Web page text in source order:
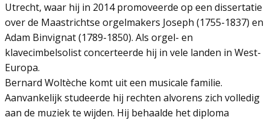
Utrecht, waar hij in 2014 promoveerde op een dissertatie
over de Maastrichtse orgelmakers Joseph (1755-1837) en
Adam Binvignat (1789-1850). Als orgel- en
klavecimbelsolist concerteerde hij in vele landen in West-
Europa.
Bernard Woltèche komt uit een musicale familie.
Aanvankelijk studeerde hij rechten alvorens zich volledig
aan de muziek te wijden. Hij behaalde het diploma